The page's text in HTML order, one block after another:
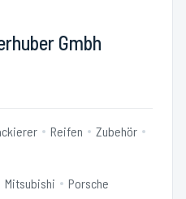
Gmbh
Reifen
Zubehör
Mitsubishi
Porsche